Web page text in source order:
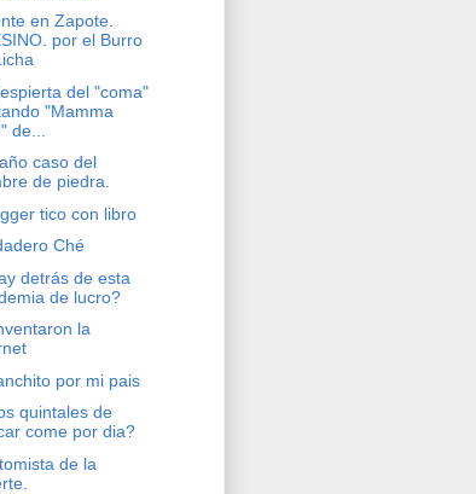
en Zapote.
por el Burro
del "coma"
"Mamma
de...
caso del
de piedra.
tico con libro
Ché
detrás de esta
de lucro?
la
por mi pais
quintales de
come por dia?
de la